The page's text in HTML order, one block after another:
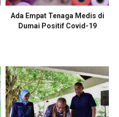
Ada Empat Tenaga Medis di
Dumai Positif Covid-19